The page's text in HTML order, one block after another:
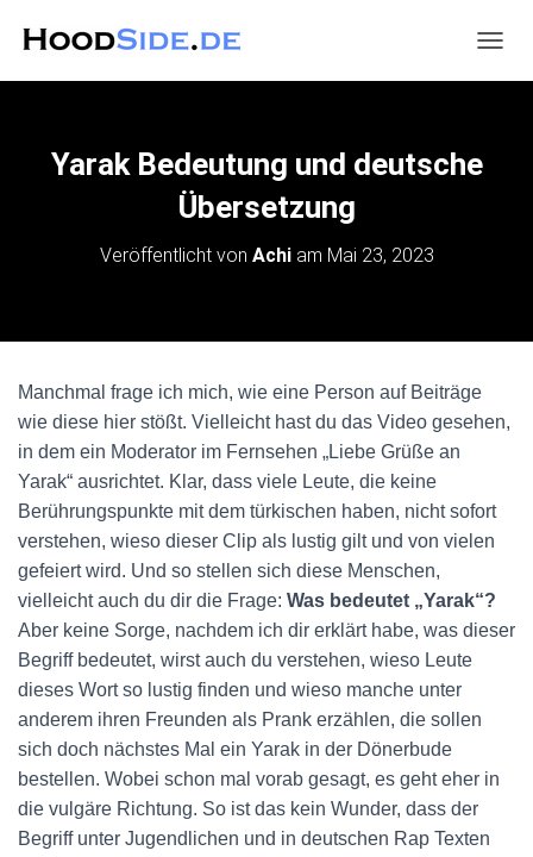
A
L
Yarak Bedeutung und deutsche
Übersetzung
Veröffentlicht von Achiam Mai 23, 2023
Manchmal frage ich mich, wie eine Person auf Beiträge
wie diese hier stößt. Vielleicht hast du das Video gesehen,
in dem ein Moderator im Fernsehen „Liebe Grüße an
Yarak“ ausrichtet. Klar, dass viele Leute, die keine
Berührungspunkte mit dem türkischen haben, nicht sofort
verstehen, wieso dieser Clip als lustig gilt und von vielen
gefeiert wird. Und so stellen sich diese Menschen,
vielleicht auch du dir die Frage: Was bedeutet „Yarak“?
Aber keine Sorge, nachdem ich dir erklärt habe, was dieser
Begriff bedeutet, wirst auch du verstehen, wieso Leute
dieses Wort so lustig finden und wieso manche unter
anderem ihren Freunden als Prank erzählen, die sollen
sich doch nächstes Mal ein Yarak in der Dönerbude
bestellen. Wobei schon mal vorab gesagt, es geht eher in
die vulgäre Richtung. So ist das kein Wunder, dass der
Begriff unter Jugendlichen und in deutschen Rap Texten